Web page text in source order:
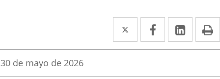
Twitter
Enlace
a
aplicación
Facebook
Enlace
a
aplicación
Enlace
a
Fecha
30 de mayo de 2026